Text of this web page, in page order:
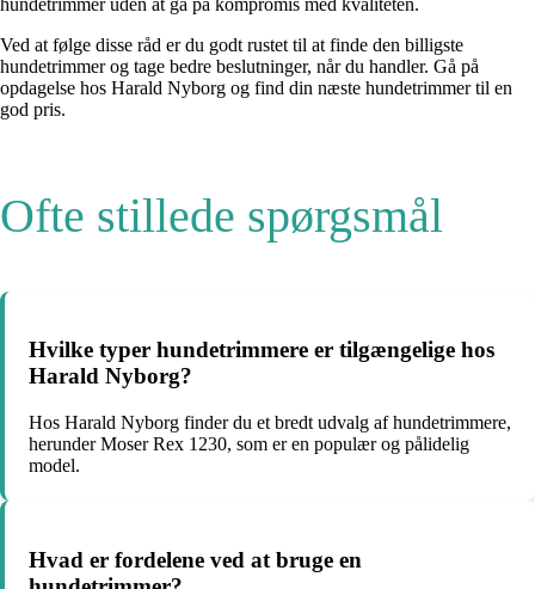
Ved at følge disse råd er du godt rustet til at finde den billigste
hundetrimmer og tage bedre beslutninger, når du handler. Gå på
opdagelse hos Harald Nyborg og find din næste hundetrimmer til en
god pris.
Ofte stillede spørgsmål
Hvilke typer hundetrimmere er tilgængelige hos
Harald Nyborg?
Hos Harald Nyborg finder du et bredt udvalg af hundetrimmere,
herunder Moser Rex 1230, som er en populær og pålidelig
model.
Hvad er fordelene ved at bruge en